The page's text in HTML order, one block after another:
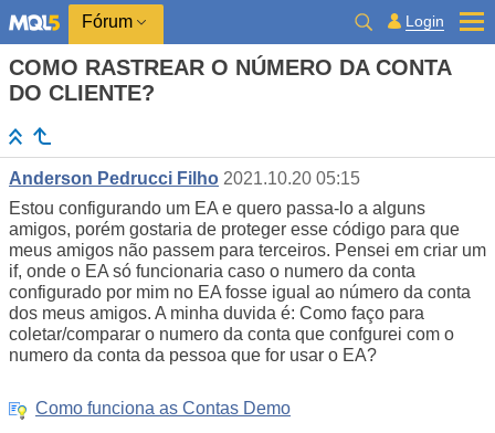
Fórum Login
COMO RASTREAR O NÚMERO DA CONTA
DO CLIENTE?
Anderson Pedrucci Filho 2021.10.20 05:15
Estou configurando um EA e quero passa-lo a alguns
amigos, porém gostaria de proteger esse código para que
meus amigos não passem para terceiros. Pensei em criar um
if, onde o EA só funcionaria caso o numero da conta
configurado por mim no EA fosse igual ao número da conta
dos meus amigos. A minha duvida é: Como faço para
coletar/comparar o numero da conta que confgurei com o
numero da conta da pessoa que for usar o EA?
Como funciona as Contas Demo